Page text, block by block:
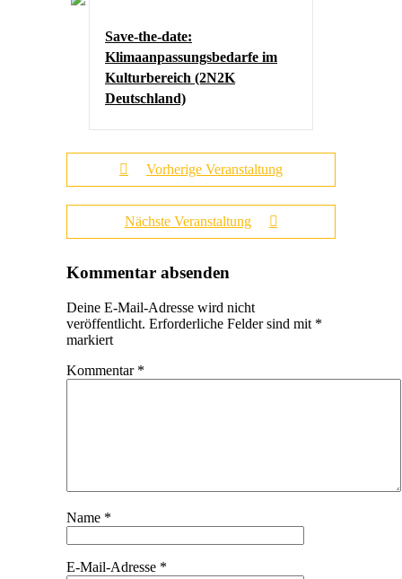
Save-the-date:
Klimaanpassungsbedarfe im
Kulturbereich (2N2K
Deutschland)
Vorherige Veranstaltung
Nächste Veranstaltung
Kommentar absenden
Deine E-Mail-Adresse wird nicht
veröffentlicht. Erforderliche Felder sind mit *
markiert
Kommentar *
Name *
E-Mail-Adresse *